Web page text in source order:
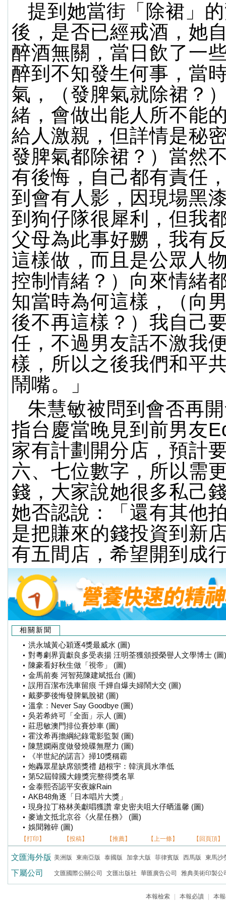
提到她當街「除裙」
後，是否已經戒酒，她
醉酒無關，當日飲了一
醉到不知發生何事，當
氣，（發脾氣就除裙？
緒，會做出能人所不能
給人激親，但詳情是秘
發脾氣都除裙？）當然
有後悔，自己都有責任
到會有人影，因現場黑
到狗仔隊很犀利，但我
父母為此事好嬲，我有
這樣做，而且是公眾人
控制情緒？）向來情緒
知當時為何這樣，（向
後不再這樣？）我自己
任，不過男友話不激我
樣，所以之後我們和平
鬧嘴。」
朱慧敏被問到會否再
指台慶當晚見到前男友
家有計劃開分店，預計
六、七位數字，所以需
錢，大家說她很多私己
她否認說：「還有其他
是把賺來的錢投資到新
有五間店，希望開到成
相關新聞
洪永城黃心穎逐4獎最威水 (圖)
對粵劇界貢獻良多受表揚 汪明荃獲頒授榮譽人文學博士 (圖)
陳豪看好秋生做「視帝」 (圖)
金馬前奏 河智苑陳建斌抵台 (圖)
誤用百潔布洗車留痕 千嬅自爆夫婦鬧大交 (圖)
戴夢夢後悔發脾氣脫裙 (圖)
溫拿：Never Say Goodbye (圖)
吳若希終可「全面」示人 (圖)
莊思敏澳門排位賽炒車 (圖)
霍汶希再擔綱紀錄電影監製 (圖)
陳慧嫻兩度做發燒碟無壓力 (圖)
《半世紀的諾言》掃10獎稱霸
炮轟眾星缺席頒獎禮 趙根宇：韓演員水準低
第52屆韓國大鐘獎完整得獎名單
金泰熙否認平安夜嫁Rain
AKB48角逐「日本唱片大獎」
現身拉丁格林美獻唱獲讚 韋史密夫咀大仔晒溫馨 (圖)
麥迪文抵北京谷《火星任務》 (圖)
娛聞雜碎 (圖)
【打印】 【投稿】 【推薦】 【上一條】 【回頁頂】
文匯海外版 美洲版 東南亞版 泰國版 加拿大版 菲律賓版 西馬版 東馬沙
下屬公司 文匯國際公關公司 文匯出版社 華匯廣告公司 雅典美術印製公
本報檢索 本報必讀 本